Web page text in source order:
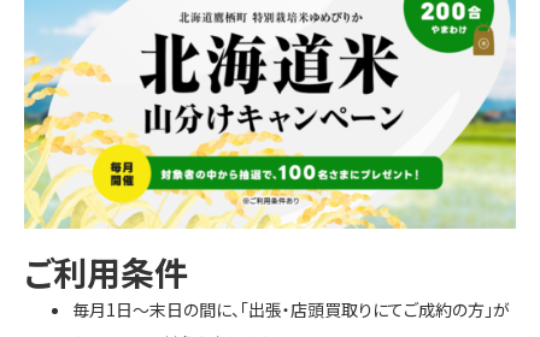
ご利用条件
毎月1日～末日の間に、「出張・店頭買取りにてご成約の方」が